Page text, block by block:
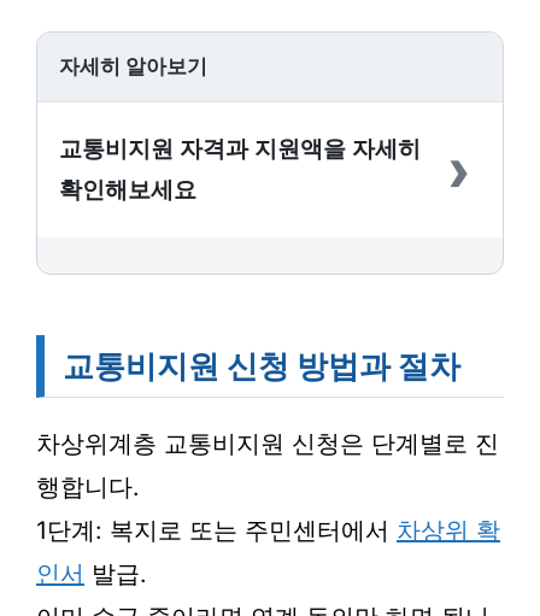
자세히 알아보기
교통비지원 자격과 지원액을 자세히
확인해보세요
›
교통비지원 신청 방법과 절차
차상위계층 교통비지원 신청은 단계별로 진
행합니다.
1단계: 복지로 또는 주민센터에서 차상위 확
인서 발급.